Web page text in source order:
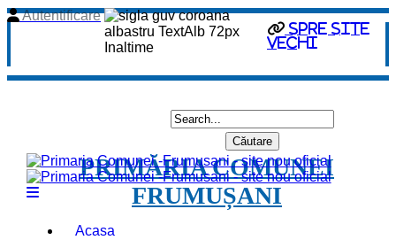
spre site
vechi
Autentificare
PRIMĂRIA COMUNEI
FRUMUȘANI
Acasa